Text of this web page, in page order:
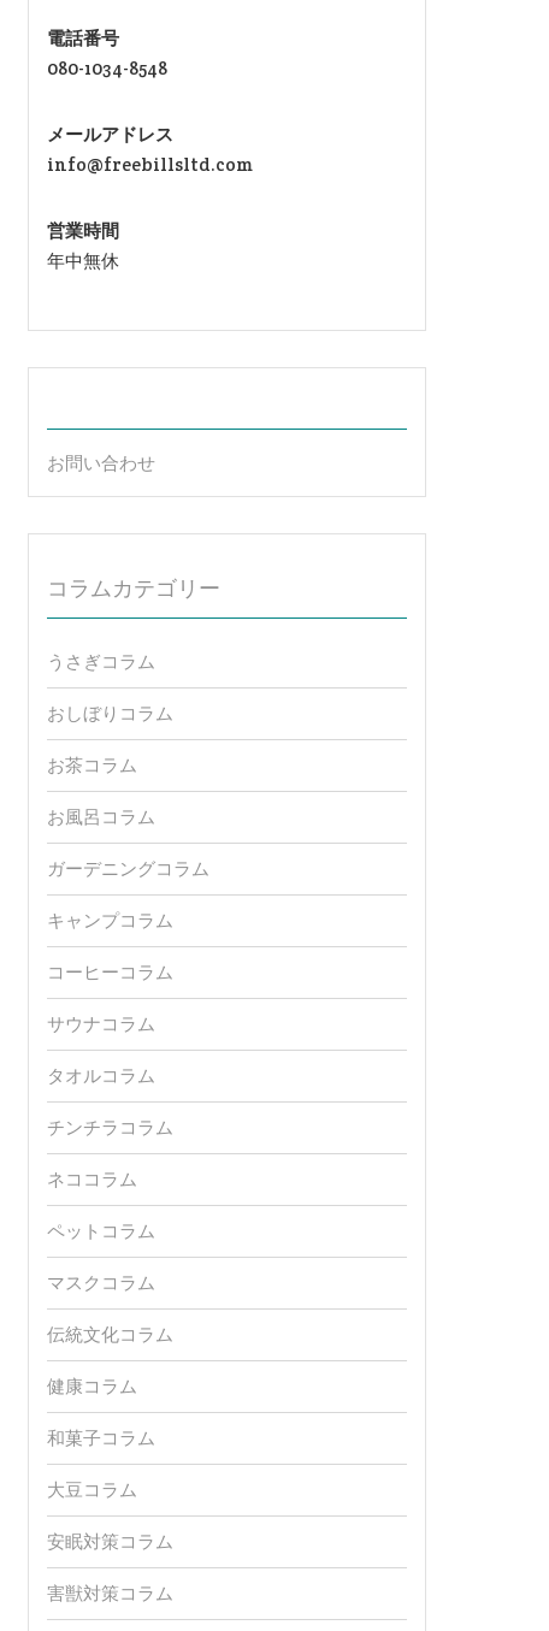
電話番号
080-1034-8548
メールアドレス
info@freebillsltd.com
営業時間
年中無休
お問い合わせ
コラムカテゴリー
うさぎコラム
おしぼりコラム
お茶コラム
お風呂コラム
ガーデニングコラム
キャンプコラム
コーヒーコラム
サウナコラム
タオルコラム
チンチラコラム
ネココラム
ペットコラム
マスクコラム
伝統文化コラム
健康コラム
和菓子コラム
大豆コラム
安眠対策コラム
害獣対策コラム